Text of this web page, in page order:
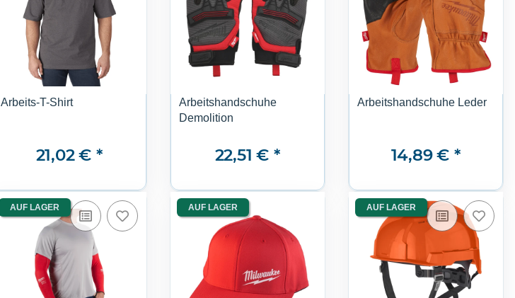
Arbeits-T-Shirt
21,02 € *
Arbeitshandschuhe
Demolition
22,51 € *
Arbeitshandschuhe Leder
14,89 € *
AUF LAGER AUF LAGER AUF LAGER